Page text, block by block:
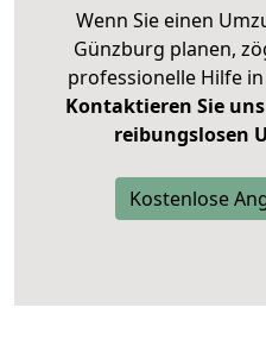
Wenn Sie einen
Günzburg planen,
professionelle Hilfe
Kontaktieren Sie
reibungslosen
Kostenlose